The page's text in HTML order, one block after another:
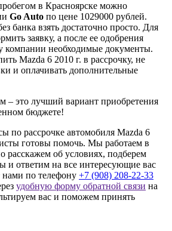
в Красноярске можно
Go Auto по цене 1029000 рублей.
банка взять достаточно просто. Для
заявку, а после ее одобрения
компании необходимые документы.
Mazda 6 2010 г. в рассрочку, не
и оплачивать дополнительные
– это лучший вариант приобретения
бюджете!
по рассрочке автомобиля Mazda 6
готовы помочь. Мы работаем в
расскажем об условиях, подберем
и ответим на все интересующие вас
по телефону +7 (908) 208-22-33
удобную форму обратной связи на
вас и поможем принять